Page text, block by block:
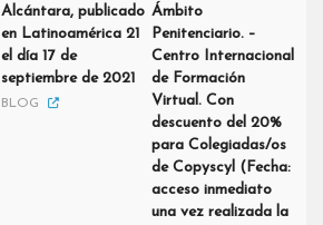
Alcántara, publicado
en Latinoamérica 21
el día 17 de
septiembre de 2021
BLOG
Ámbito
Penitenciario. –
Centro Internacional
de Formación
Virtual. Con
descuento del 20%
para Colegiadas/os
de Copyscyl (Fecha:
acceso inmediato
una vez realizada la